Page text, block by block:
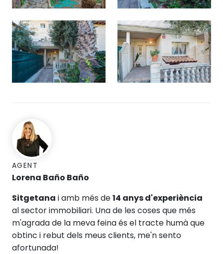
AGENT
Lorena Baño Baño
Sitgetana i amb més de14 anys d'experiència
al sector immobiliari. Una de les coses que més
m'agrada de la meva feina és el tracte humà que
obtinc i rebut dels meus clients, me'n sento
afortunada!